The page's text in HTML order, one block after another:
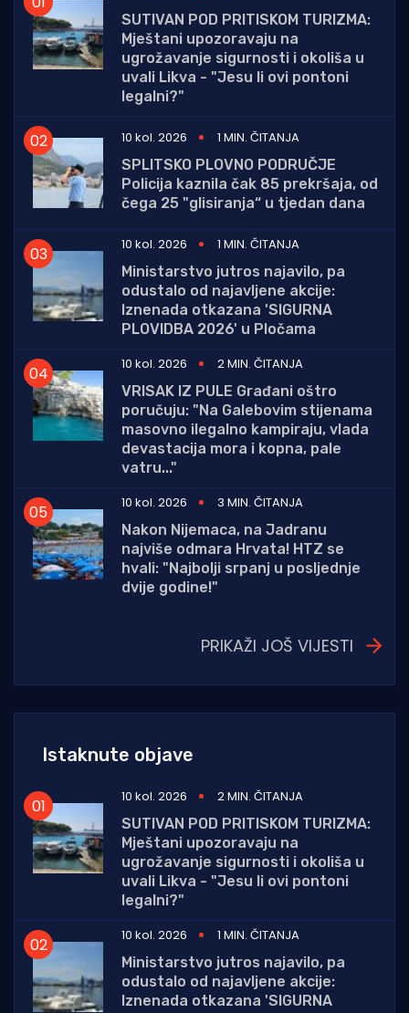
SUTIVAN POD PRITISKOM TURIZMA:
Mještani upozoravaju na
ugrožavanje sigurnosti i okoliša u
uvali Likva - "Jesu li ovi pontoni
legalni?"
10 kol. 2026
1 MIN. ČITANJA
SPLITSKO PLOVNO PODRUČJE
Policija kaznila čak 85 prekršaja, od
čega 25 "glisiranja“ u tjedan dana
10 kol. 2026
1 MIN. ČITANJA
Ministarstvo jutros najavilo, pa
odustalo od najavljene akcije:
Iznenada otkazana 'SIGURNA
PLOVIDBA 2026' u Pločama
10 kol. 2026
2 MIN. ČITANJA
VRISAK IZ PULE Građani oštro
poručuju: "Na Galebovim stijenama
masovno ilegalno kampiraju, vlada
devastacija mora i kopna, pale
vatru..."
10 kol. 2026
3 MIN. ČITANJA
Nakon Nijemaca, na Jadranu
najviše odmara Hrvata! HTZ se
hvali: "Najbolji srpanj u posljednje
dvije godine!"
PRIKAŽI JOŠ VIJESTI
Istaknute objave
10 kol. 2026
2 MIN. ČITANJA
SUTIVAN POD PRITISKOM TURIZMA:
Mještani upozoravaju na
ugrožavanje sigurnosti i okoliša u
uvali Likva - "Jesu li ovi pontoni
legalni?"
10 kol. 2026
1 MIN. ČITANJA
Ministarstvo jutros najavilo, pa
odustalo od najavljene akcije:
Iznenada otkazana 'SIGURNA